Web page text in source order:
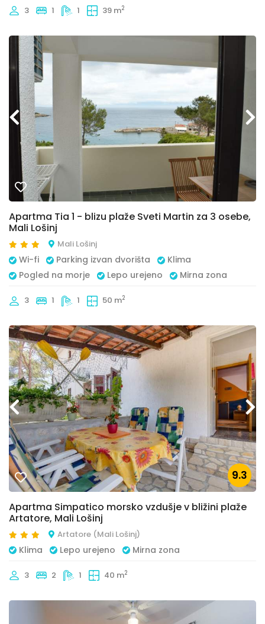
3 1 1 39 m2
Apartma Tia 1 - blizu plaže Sveti Martin za 3 osebe,
Mali Lošinj
Mali Lošinj
Wi-fi Parking izvan dvorišta
Klima
Pogled na morje
Lepo urejeno Mirna zona
3 1 1 50 m2
9.3
Apartma Simpatico morsko vzdušje v bližini plaže
Artatore, Mali Lošinj
Artatore (Mali Lošinj)
Klima Lepo urejeno Mirna zona
3 2 1 40 m2